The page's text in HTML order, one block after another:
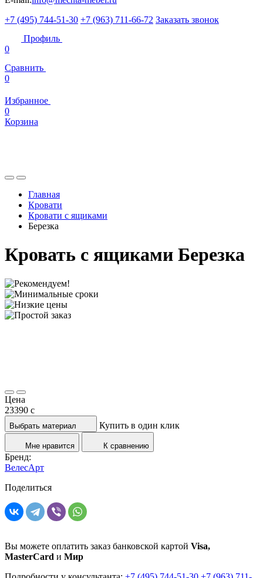
+7 (495) 744-51-30 +7 (963) 711-66-72 Заказать звонок
Профиль
0
Сравнить
0
Избранное
0
Корзина
Главная
Кровати
Кровати с ящиками
Березка
Кровать с ящиками Березка
Цена
23390 c
Выбрать материал Купить в один клик
Мне нравится К сравнению
Бренд:
ВелесАрт
Поделиться
Вы можете оплатить заказ банковской картой Visa,
MasterCard и Мир